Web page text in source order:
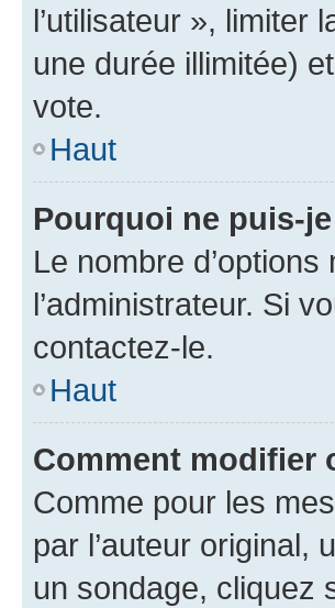
l’utilisateur », limiter
une durée illimitée)
vote.
Haut
Pourquoi ne puis-
Le nombre
l’administrateur. Si
contactez-le.
Haut
Comment modifier
Comme pour les
par l’auteur original,
un sondage, cliquez